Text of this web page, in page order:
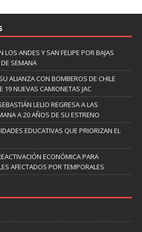
ANDES Y SAN FELIPE POR BAJAS
SEMANA
ALIANZA CON BOMBEROS DE CHILE
19 NUEVAS CAMIONETAS JAC
LELIO REGRESA A LAS
A 20 AÑOS DE SU ESTRENO
EDUCATIVAS QUE PRIORIZAN EL
ECONÓMICA PARA
AFECTADOS POR TEMPORALES